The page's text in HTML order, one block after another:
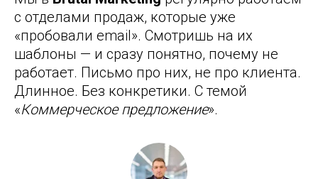
с отделами продаж, которые уже
«пробовали email». Смотришь на их
шаблоны — и сразу понятно, почему не
работает. Письмо про них, не про клиента.
Длинное. Без конкретики. С темой
«Коммерческое предложение».